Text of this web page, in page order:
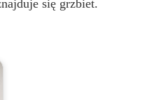
się grzbiet.